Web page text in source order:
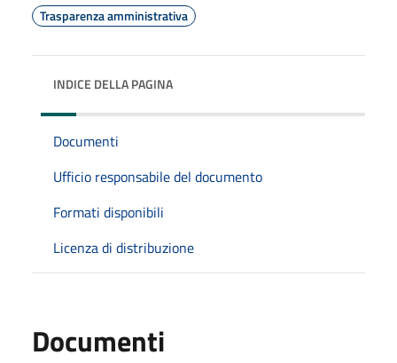
Trasparenza amministrativa
INDICE DELLA PAGINA
Documenti
Ufficio responsabile del documento
Formati disponibili
Licenza di distribuzione
Documenti